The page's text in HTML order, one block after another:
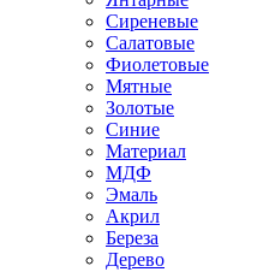
Сиреневые
Салатовые
Фиолетовые
Мятные
Золотые
Синие
Материал
МДФ
Эмаль
Акрил
Береза
Дерево